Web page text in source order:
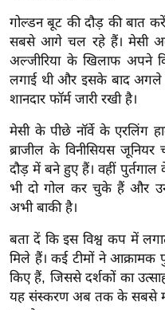
हि
त्य
ज
ग
ऑ
टो
व
र्ल्ड
ज
ब्री
फ
गोल्डन बूट की दौड़ की बात
सबसे आगे चल रहे हैं। मेसी
अल्जीरिया के खिलाफ अपने
लगाई थी और इसके बाद अगले
शानदार फॉर्म जारी रखी है।
मेसी के पीछे नॉर्वे के एरलिंग
ब्राजील के विनीसियस
दौड़ में बने हुए हैं। वहीं पुर्तगाल के
भी दो गोल कर चुके हैं और
अभी बाकी है।
बता दें कि इस विश्व कप में
मिले हैं। कई टीमों ने
किए हैं, जिससे दर्शकों का
यह संस्करण अब तक के सबसे